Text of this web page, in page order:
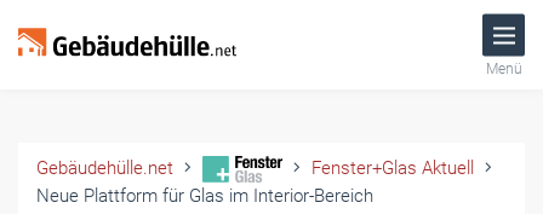
Menü
Gebäudehülle.net
Fenster+Glas Aktuell
Neue Plattform für Glas im Interior-Bereich